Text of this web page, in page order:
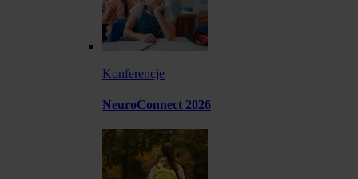
Konferencje
NeuroConnect 2026